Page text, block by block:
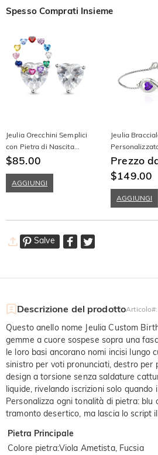
Spesso Comprati Insieme
Jeulia Orecchini Semplici
con Pietra di Nascita
Solitaria a Forma di Cuore
$85.00
AGGIUNGI
Jeulia
Infinito con
Argento
Prezzo
$149.00
AGGIUNGI
Salve
Descrizione del prodottoArticolo#:
Questo anello nome Jeulia Custom
gemme a cuore sospese sopra una
le loro basi ancorano nomi incisi lungo
sinistro per voti pronunciati, destro per
design a torsione senza saldature
liquide, rivelando iscrizioni solo quando
Personalizza ogni tonalità di pietra: blu
tramonto desertico, ma lascia lo script
Pietra Principale
Colore pietra:Viola Ametista, Fucsia